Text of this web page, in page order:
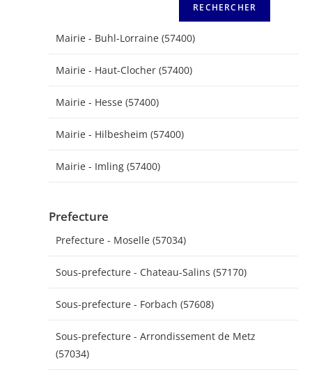
Mairie - Buhl-Lorraine (57400)
Mairie - Haut-Clocher (57400)
Mairie - Hesse (57400)
Mairie - Hilbesheim (57400)
Mairie - Imling (57400)
Prefecture
Prefecture - Moselle (57034)
Sous-prefecture - Chateau-Salins (57170)
Sous-prefecture - Forbach (57608)
Sous-prefecture - Arrondissement de Metz
(57034)